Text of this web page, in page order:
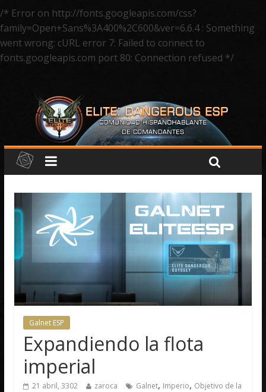
/* Error on http://fonts.googleapis.com/css?
family=Open+Sans%3A400%2C600&ver=6.6.4 : Something
went wrong: cURL error 7: Failed to connect to
fonts.googleapis.com port 80: Connection refused */
Galnet ESP
Expandiendo la flota
imperial
21 abril, 3302 zaroca Galnet, Imperio, Objetivo de la